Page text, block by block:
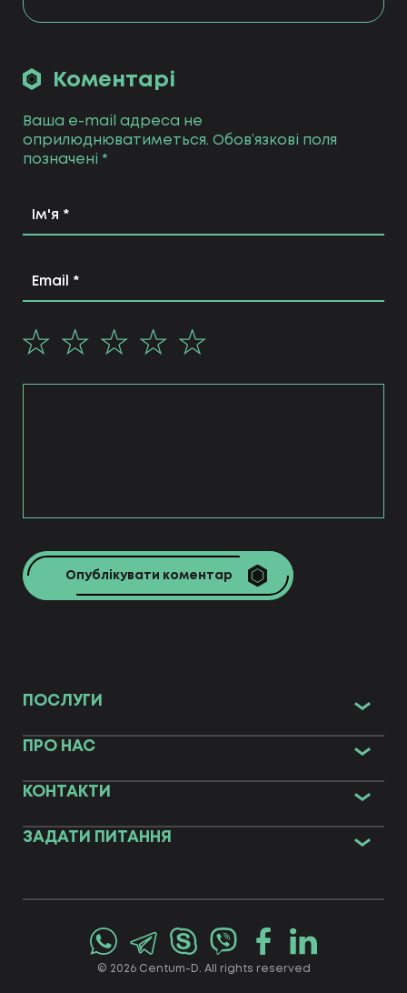
Коментарі
Ваша e-mail адреса не
оприлюднюватиметься. Обов’язкові поля
позначені *
Опублікувати коментар
ПОСЛУГИ
ПРО НАС
КОНТАКТИ
ЗАДАТИ ПИТАННЯ
© 2026 Centum-D. All rights reserved